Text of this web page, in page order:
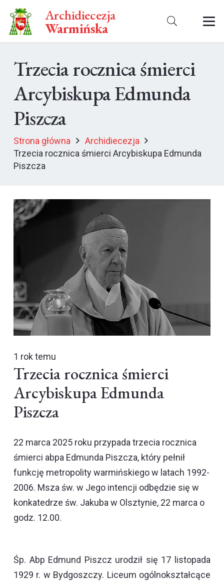
Archidiecezja
Warmińska
Trzecia rocznica śmierci
Arcybiskupa Edmunda
Piszcza
Strona główna
Archidiecezja
Trzecia rocznica śmierci Arcybiskupa Edmunda
Piszcza
1 rok temu
Trzecia rocznica śmierci
Arcybiskupa Edmunda
Piszcza
22 marca 2025 roku przypada trzecia rocznica
śmierci abpa Edmunda Piszcza, który pełnił
funkcję metropolity warmińskiego w latach 1992-
2006. Msza św. w Jego intencji odbędzie się w
konkatedrze św. Jakuba w Olsztynie, 22 marca o
godz. 12.00.
Śp. Abp Edmund Piszcz urodził się 17 listopada
1929 r. w Bydgoszczy. Liceum ogólnokształcące